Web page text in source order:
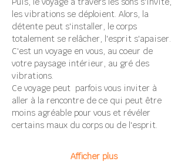
les vibrations se déploient. Alors, la
détente peut s'installer, le corps
totalement se relâcher, l'esprit s'apaiser.
C'est un voyage en vous, au coeur de
votre paysage intérieur, au gré des
vibrations.
Ce voyage peut  parfois vous inviter à
aller à la rencontre de ce qui peut être
moins agréable pour vous et révéler
certains maux du corps ou de l'esprit.
Afficher plus